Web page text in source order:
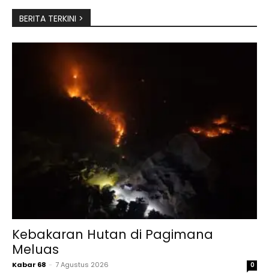
BERITA TERKINI >
Kebakaran Hutan di Pagimana
Meluas
Kabar 68 - 7 Agustus 2026 0